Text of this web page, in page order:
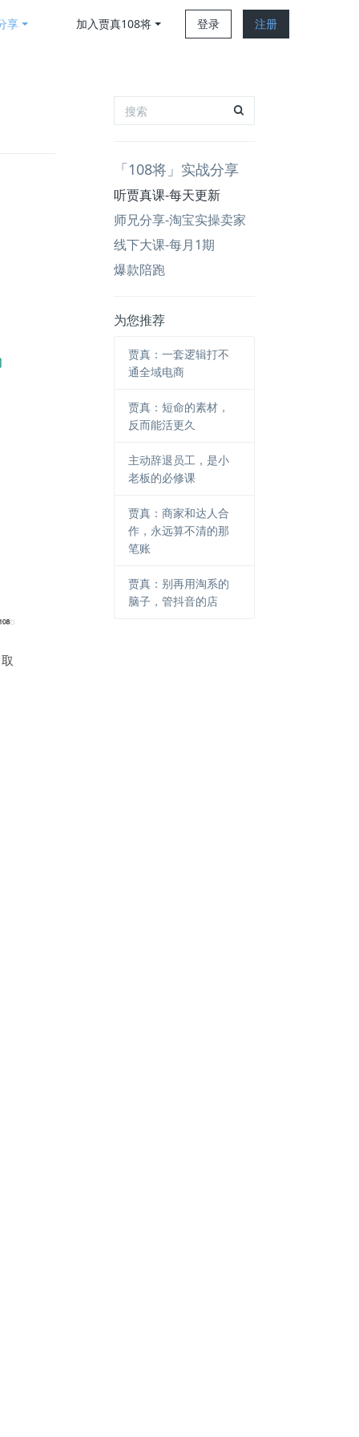
登录 注册
享 加入贾真108将
「108将」实战分享
听贾真课-每天更新
师兄分享-淘宝实操卖家
线下大课-每月1期
爆款陪跑
为您推荐
贾真：一套逻辑打不
通全域电商
贾真：短命的素材，
反而能活更久
主动辞退员工，是小
老板的必修课
贾真：商家和达人合
作，永远算不清的那
笔账
贾真：别再用淘系的
脑子，管抖音的店